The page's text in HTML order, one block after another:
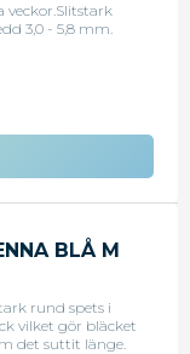
veckor.Slitstark
3,0 - 5,8 mm.
BLÅ M
rund spets i
vilket gör bläcket
det suttit länge.